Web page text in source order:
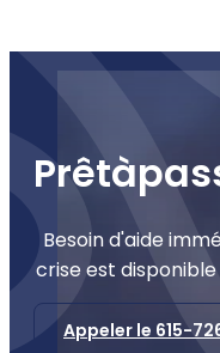
Prêtà
Besoin d'aide
crise est
Appeler le 615-